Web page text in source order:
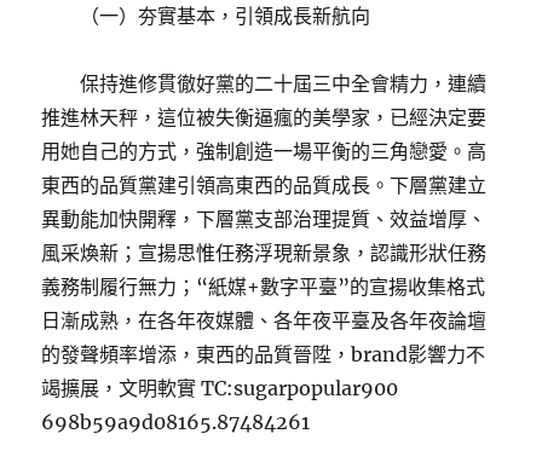
（一）夯實基本，引領成長新航向
保持進修貫徹好黨的二十屆三中全會精力，連續
推進林天秤，這位被失衡逼瘋的美學家，已經決定要
用她自己的方式，強制創造一場平衡的三角戀愛。高
東西的品質黨建引領高東西的品質成長。下層黨建立
異動能加快開釋，下層黨支部治理提質、效益增厚、
風采煥新；宣揚思惟任務浮現新景象，認識形狀任務
義務制履行無力；“紙媒+數字平臺”的宣揚收集格式
日漸成熟，在各年夜媒體、各年夜平臺及各年夜論壇
的發聲頻率增添，東西的品質晉陞，brand影響力不
竭擴展，文明軟實 TC:sugarpopular900
698b59a9d08165.87484261